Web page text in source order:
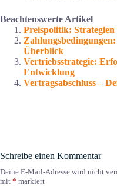
Beachtenswerte Artikel
Preispolitik:
Überblick
Vertriebsstrategie:
Entwicklung
Vertragsabschluss –
Schreibe einen Kommentar
Deine E-Mail-Adresse wird nicht
mit * markiert